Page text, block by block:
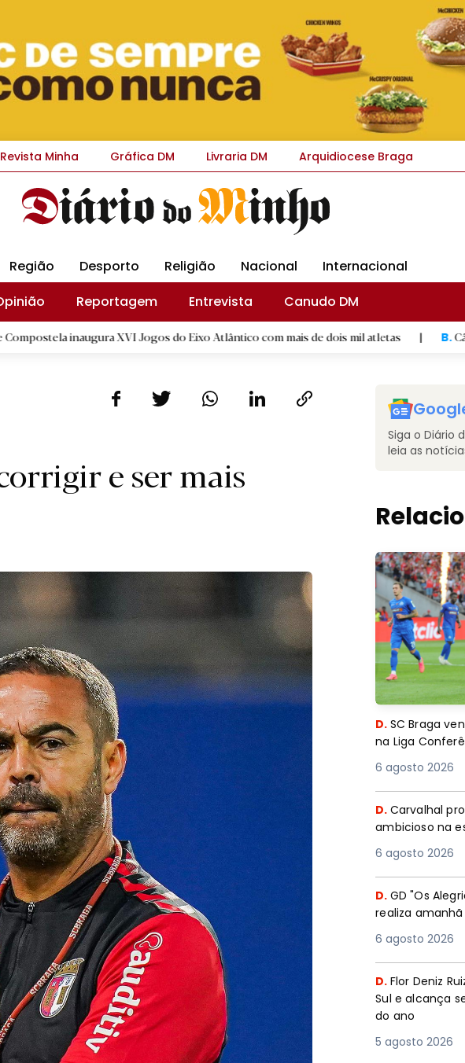
Revista Minha Gráfica DM Livraria DM Arquidiocese Braga
Região Desporto Religião Nacional
Internacional
Reportagem Entrevista Canudo DM
XVI Jogos do Eixo Atlântico com mais de dois mil atletas | B.Câmara garante
e ser mais
Siga o Diário
leia as
D. SC Braga
na Liga
6 agosto 2026
D. Carvalhal
ambicioso na
6 agosto 2026
D. GD "Os
realiza
6 agosto 2026
D. Flor Deniz
Sul e alcança
do ano
5 agosto 2026